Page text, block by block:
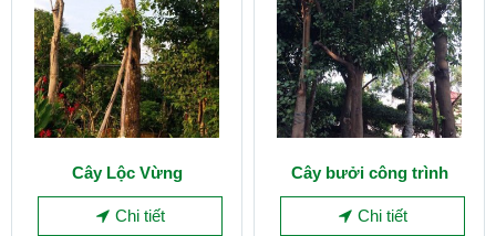
Cây Lộc Vừng
Chi tiết
Cây bưởi công trình
Chi tiết